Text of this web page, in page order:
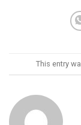
This entry